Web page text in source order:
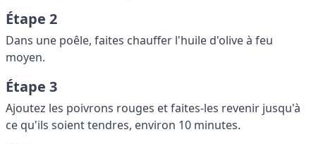
Étape 2
Dans une poêle, faites chauffer l'huile d'olive à feu
moyen.
Étape 3
Ajoutez les poivrons rouges et faites-les revenir jusqu'à
ce qu'ils soient tendres, environ 10 minutes.